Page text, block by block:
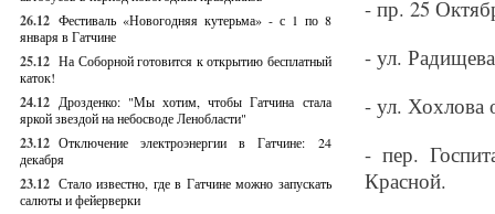
26.12 Фестиваль «Новогодняя кутерьма» - с 1 по 8
января в Гатчине
25.12 На Соборной готовится к открытию бесплатный
каток!
24.12 Дрозденко: "Мы хотим, чтобы Гатчина стала
яркой звездой на небосводе Ленобласти"
23.12 Отключение электроэнергии в Гатчине: 24
декабря
23.12 Стало известно, где в Гатчине можно запускать
салюты и фейерверки
- пр. 25
- ул.
- ул. Хохлова
- пер.
Красной.